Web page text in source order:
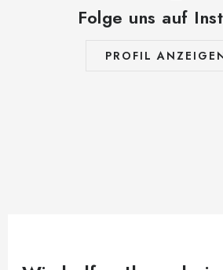
Folge uns auf
PROFIL